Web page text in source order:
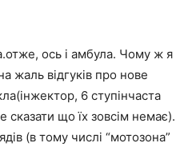
ось і амбула. Чому ж я
жаль відгуків про нове
6 ступінчаста
сказати що їх зовсім немає).
(в тому числі “мотозона”